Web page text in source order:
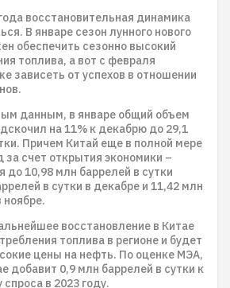
восстановительная динамика
В январе сезон лунного нового
обеспечить сезонно высокий
топлива, а вот с февраля
зависеть от успехов в отношении
данным, в январе общий объем
на 11% к декабрю до 29,1
Причем Китай еще в полной мере
за счет открытия экономики –
до 10,98 млн баррелей в сутки
в сутки в декабре и 11,42 млн
ноябре.
восстановление в Китае
топлива в регионе и будет
цены на нефть. По оценке МЭА,
добавит 0,9 млн баррелей в сутки к
в 2023 году.